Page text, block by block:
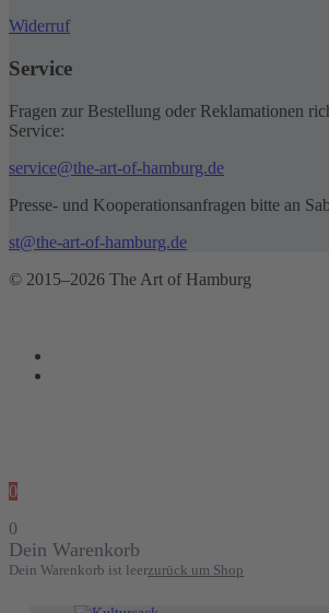
Widerruf
Service
Fragen zur Bestellung oder Reklamationen
Service:
service@the-art-of-hamburg.de
Presse- und Kooperationsanfragen bitte an
st@the-art-of-hamburg.de
© 2015–2026 The Art of Hamburg
0
0
Dein Warenkorb
Dein Warenkorb ist leerzurück um Shop